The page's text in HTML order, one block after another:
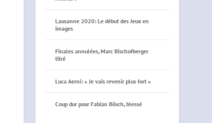
Lausanne 2020: Le début des Jeux en
images
Finales annulées, Marc Bischofberger
titré
Luca Aerni: « Je vais revenir plus fort »
Coup dur pour Fabian Bösch, blessé